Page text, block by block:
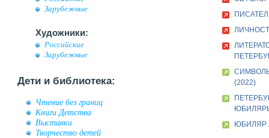
Зарубежные
Художники:
Российские
Зарубежные
Дети и библиотека:
Чтение без границ
Книги Детства
Выставки
Творчество детей
(2022)
ЮБИЛЯР